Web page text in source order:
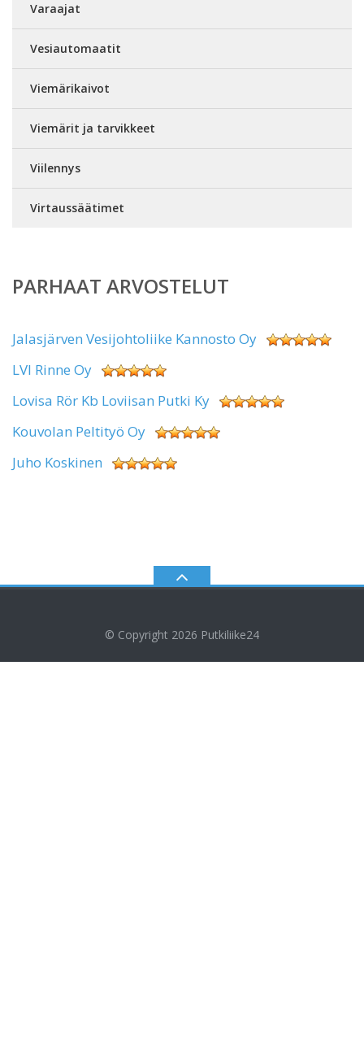
Varaajat
Vesiautomaatit
Viemärikaivot
Viemärit ja tarvikkeet
Viilennys
Virtaussäätimet
PARHAAT ARVOSTELUT
Jalasjärven Vesijohtoliike Kannosto Oy
LVI Rinne Oy
Lovisa Rör Kb Loviisan Putki Ky
Kouvolan Peltityö Oy
Juho Koskinen
© Copyright 2026 Putkiliike24